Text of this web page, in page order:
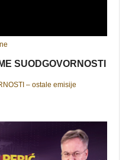
SUODGOVORNOSTI
– ostale emisije